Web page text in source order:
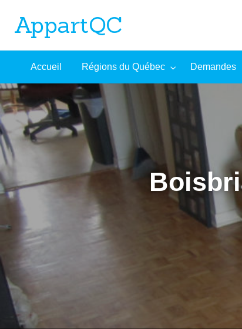
Recherche
Aide
À
AppartQC
Accueil Régions du Québec Demandes